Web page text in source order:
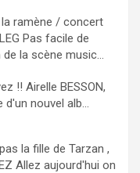
la ramène / concert
Pas facile de
la scène music...
!! Airelle BESSON,
nouvel alb...
la fille de Tarzan ,
Allez aujourd'hui on